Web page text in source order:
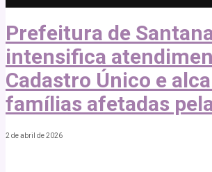
Prefeitura de
intensifica
Cadastro Único e
famílias afetadas
2 de abril de 2026